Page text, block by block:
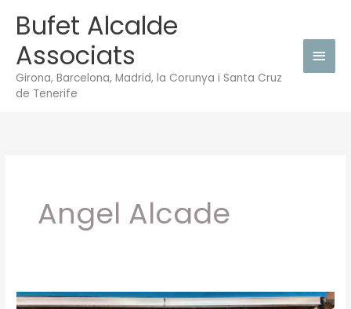
contingut
Bufet Alcalde
Associats
Girona, Barcelona, Madrid, la Corunya i Santa Cruz
de Tenerife
Angel Alcade
Una